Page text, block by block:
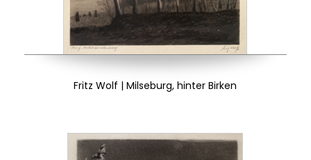
Fritz Wolf | Milseburg, hinter Birken